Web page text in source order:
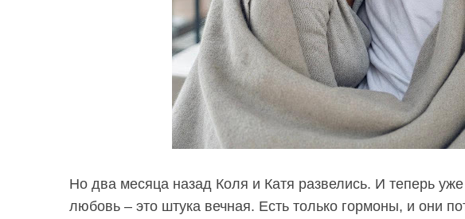
Но два месяца назад Коля и Катя развелись. И теперь
любовь – это штука вечная. Есть только гормоны, и они